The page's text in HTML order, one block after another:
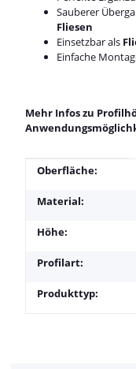
Sauberer
Fliesen
Einsetzbar als
Einfache
Mehr Infos zu
Produkteigenschaft
Wert
Oberfläche:
Material:
Höhe:
Profilart:
Produkttyp: